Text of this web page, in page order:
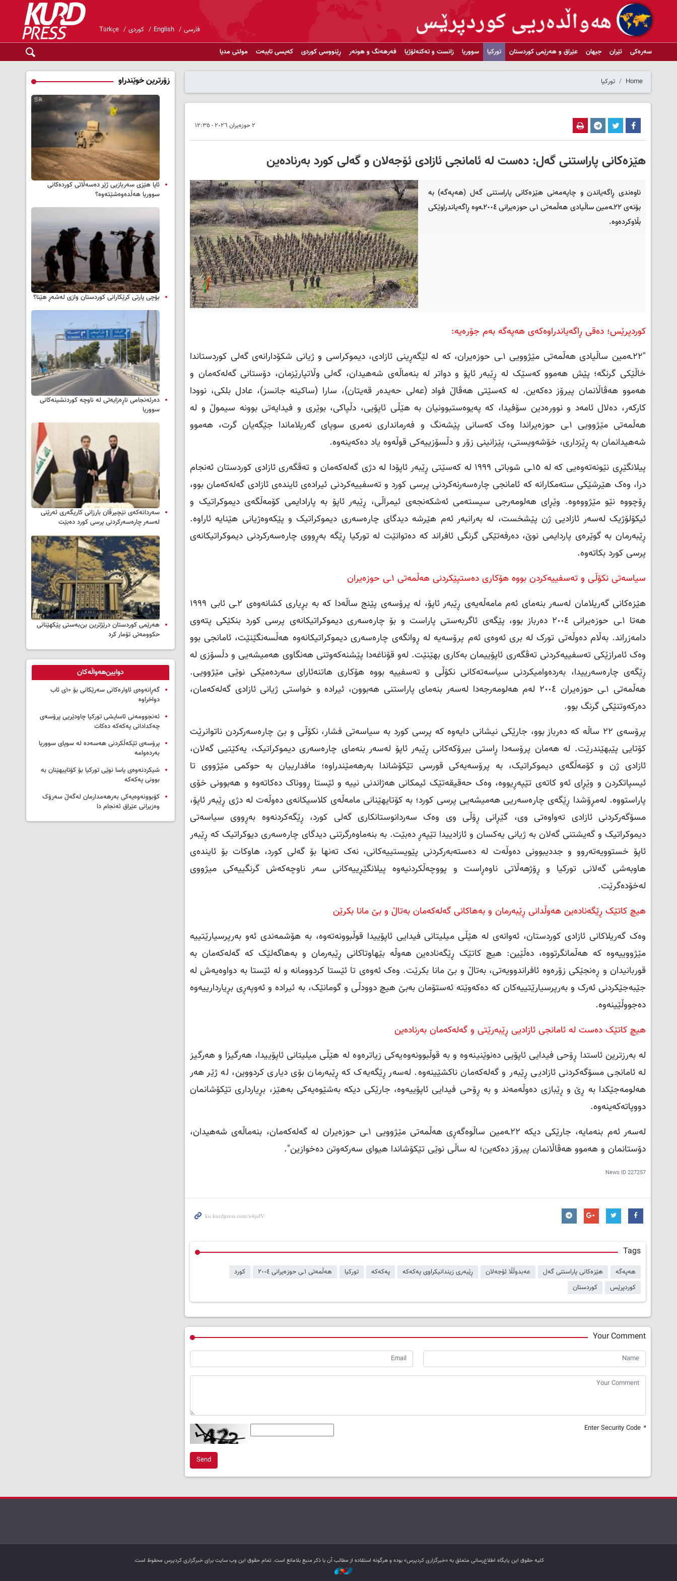
فارسی English کوردی Türkçe
سەرەکی ئێران جیهان عێراق و هەرێمی کوردستان تورکیا سووریا زانست و تەکنەلۆژیا فەرهەنگ و هونەر ڕێنووسی کوردی کەیسی تایبەت مولتی مدیا
Home تورکیا
٢ حوزەیران ٢٠٢٦ - ١٢:٣٥
هێزەکانی پاراستنی گەل: دەست لە ئامانجی ئازادی ئۆجەلان و گەلی کورد بەرنادەین
ناوەندی ڕاگەیاندن و چاپەمەنی هێزەکانی پاراستنی گەل (هەپەگە) بە
بۆنەی ٢٢ـەمین ساڵیادی هەڵمەتی ١ـی حوزەیرانی ٢٠٠٤ـەوە ڕاگەیاندراوێکی
بڵاوکردەوە.
کوردپرێس؛ دەقی ڕاگەیاندراوەکەی هەپەگە بەم جۆرەیە:
"٢٢ـەمین ساڵیادی هەڵمەتی مێژوویی ١ـی حوزەیران، کە لە لێگەڕینی ئازادی، دیموکراسی و ژیانی شکۆدارانەی گەلی کوردستاندا
خاڵێکی گرنگە؛ پێش هەموو کەسێک لە ڕێبەر ئاپۆ و دواتر لە بنەماڵەی شەهیدان، گەلی وڵاتپارێزمان، دۆستانی گەلەکەمان و
هەموو هەڤاڵانمان پیرۆز دەکەین. لە کەسێتی هەڤاڵ فواد (عەلی حەیدەر قەیتان)، سارا (ساکینە جانسز)، عادل بلکی، نوودا
کارکەر، دەلال ئامەد و نوورەدین سۆفیدا، کە پەیوەستبوونیان بە هێڵی ئاپۆیی، دڵپاکی، بوێری و فیدایەتی بوونە سیموڵ و لە
هەڵمەتی مێژوویی ١ـی حوزەیراندا وەک کەسانی پێشەنگ و فەرمانداری نەمری سوپای گەریلاماندا جێگەیان گرت، هەموو
شەهیدانمان بە ڕێزداری، خۆشەویستی، پێزانینی زۆر و دڵسۆزییەکی قوڵەوە یاد دەکەینەوە.
پیلانگێڕی نێونەتەوەیی کە لە ١٥ـی شوباتی ١٩٩٩ لە کەسێتی ڕێبەر ئاپۆدا لە دژی گەلەکەمان و تەڤگەری ئازادی کوردستان ئەنجام
درا، وەک هێرشێکی ستەمکارانە کە ئامانجی چارەسەرنەکردنی پرسی کورد و تەسفییەکردنی ئیرادەی ئایندەی ئازادی گەلەکەمان بوو،
ڕۆچووە نێو مێژووەوە. وێڕای هەلومەرجی سیستەمی ئەشکەنجەی ئیمراڵی، ڕێبەر ئاپۆ بە پارادایمی کۆمەڵگەی دیموکراتیک و
ئیکۆلۆژیک لەسەر ئازادیی ژن پێشخست، لە بەرانبەر ئەم هێرشە دیدگای چارەسەری دیموکراتیک و پێکەوەژیانی هێنایە ئاراوە.
ڕێبەرمان بە گوێرەی پاردایمی نوێ، دەرفەتێکی گرنگی ئافراند کە دەتوانێت لە تورکیا ڕێگە بەڕووی چارەسەرکردنی دیموکراتیکانەی
پرسی کورد بکاتەوە.
سیاسەتی نکۆڵی و تەسفییەکردن بووە هۆکاری دەستپێکردنی هەڵمەتی ١ـی حوزەیران
هێزەکانی گەریلامان لەسەر بنەمای ئەم مامەڵەیەی ڕێبەر ئاپۆ، لە پرۆسەی پێنج ساڵەدا کە بە بڕیاری کشانەوەی ٢ـی ئابی ١٩٩٩
هەتا ١ـی حوزەیرانی ٢٠٠٤ دەرباز بوو، پێگەی ئاگربەستی پاراست و بۆ چارەسەری دیموکراتیکانەی پرسی کورد بنکێکی پتەوی
دامەزراند. بەڵام دەوڵەتی تورک لە بری ئەوەی ئەم پرۆسەیە لە ڕوانگەی چارەسەری دیموکراتیکانەوە هەڵسەنگێنێت، ئامانجی بوو
وەک ئامرازێکی تەسفییەکردنی تەڤگەری ئاپۆییمان بەکاری بهێنێت. لەو قۆناغەدا پێشنەکەوتنی هەنگاوی هەمیشەیی و دڵسۆزی لە
ڕێگەی چارەسەرییدا، بەردەوامیکردنی سیاسەتەکانی نکۆڵی و تەسفییە بووە هۆکاری هاتنەئارای سەردەمێکی نوێی مێژوویی.
هەڵمەتی ١ـی حوزەیران ٢٠٠٤ لەم هەلومەرجەدا لەسەر بنەمای پاراستنی هەبوون، ئیرادە و خواستی ژیانی ئازادی گەلەکەمان،
دەرکەوتنێکی گرنگ بوو.
پرۆسەی ٢٢ ساڵە کە دەرباز بوو، جارێکی نیشانی دایەوە کە پرسی کورد بە سیاسەتی فشار، نکۆڵی و بێ چارەسەرکردن ناتوانرێت
کۆتایی پێبهێندرێت. لە هەمان پرۆسەدا ڕاستی بیرۆکەکانی ڕێبەر ئاپۆ لەسەر بنەمای چارەسەری دیموکراتیک، یەکێتیی گەلان،
ئازادی ژن و کۆمەڵگەی دیموکراتیک، بە پرۆسەیەکی قورسی تێکۆشاندا بەرهەمێندراوە؛ مافدارییان بە حوکمی مێژووی تا
ئیسپاتکردن و وێڕای ئەو کاتەی تێپەڕیووە، وەک حەقیقەتێک ئیمکانی هەژاندنی نییە و ئێستا ڕووناک دەکاتەوە و هەبوونی خۆی
پاراستووە. لەمڕۆشدا ڕێگەی چارەسەریی هەمیشەیی پرسی کورد؛ بە کۆتایهێنانی مامەڵەی کلاسیکانەی دەوڵەت لە دژی ڕێبەر ئاپۆ،
مسۆگەرکردنی ئازادی تەواوەتی وی، گێڕانی ڕۆڵی وی وەک سەردانوستانکاری گەلی کورد، ڕێگەکردنەوە بەڕووی سیاسەتی
دیموکراتیک و گەیشتنی گەلان بە ژیانی یەکسان و ئازادییدا تێپەڕ دەبێت. بە بنەماوەرگرتنی دیدگای چارەسەری دیوکراتیک کە ڕێبەر
ئاپۆ خستوویەتەروو و جددیبوونی دەوڵەت لە دەستەبەرکردنی پێویستییەکانی، نەک تەنها بۆ گەلی کورد، هاوکات بۆ ئایندەی
هاوبەشی گەلانی تورکیا و ڕۆژهەڵاتی ناوەڕاست و پووچەڵکردنیەوە پیلانگێڕییەکانی سەر ناوچەکەش گرنگییەکی میژووی
لەخۆدەگرێت.
هیچ کاتێک ڕێگەنادەین هەوڵدانی ڕێبەرمان و بەهاکانی گەلەکەمان بەتاڵ و بێ مانا بکرێن
وەک گەریلاکانی ئازادی کوردستان، ئەوانەی لە هێڵی میلیتانی فیدایی ئاپۆییدا قوڵبوونەتەوە، بە هۆشمەندی ئەو بەرپرسیارێتییە
مێژووییەوە کە هەڵمانگرتووە، دەڵێین: هیچ کاتێک ڕێگەنادەین هەوڵە بێهاوتاکانی ڕێبەرمان و بەهاگەلێک کە گەلەکەمان بە
قوربانیدان و ڕەنجێکی زۆرەوە ئافراندوویەتی، بەتاڵ و بێ مانا بکرێت. وەک ئەوەی تا ئێستا کردوومانە و لە ئێستا بە دواوەیەش لە
جێبەجێکردنی ئەرک و بەرپرسیارێتییەکان کە دەکەوێتە ئەستۆمان بەبێ هیچ دوودڵی و گومانێک، بە ئیرادە و ئەوپەڕی بڕیاردارییەوە
دەجووڵێینەوە.
هیچ کاتێک دەست لە ئامانجی ئازادیی ڕێبەرێتی و گەلەکەمان بەرنادەین
لە بەرزترین ئاستدا ڕۆحی فیدایی ئاپۆیی دەنوێنینەوە و بە قوڵبوونەوەیەکی زیاترەوە لە هێڵی میلیتانی ئاپۆییدا، هەرگیزا و هەرگیز
لە ئامانجی مسۆگەکردنی ئازادیی ڕێبەر و گەلەکەمان ناکشێینەوە. لەسەر ڕێگەیەک کە ڕێبەرمان بۆی دیاری کردووین، لە ژێر هەر
هەلومەجێکدا بە ڕێ و ڕێبازی دەوڵەمەند و بە ڕۆحی فیدایی ئاپۆییەوە، جارێکی دیکە بەشێوەیەکی بەهێز، بڕیارداری تێکۆشانمان
دووپاتەکەینەوە.
لەسەر ئەم بنەمایە، جارێکی دیکە ٢٢ـەمین ساڵوەگەڕی هەڵمەتی مێژوویی ١ـی حوزەیران لە گەلەکەمان، بنەماڵەی شەهیدان،
دۆستانمان و هەموو هەڤاڵانمان پیرۆز دەکەین؛ لە ساڵی نوێی تێکۆشاندا هیوای سەرکەوتن دەخوازین".
News ID227257
Tags
هەپەگە هێزەکانی پاراستنی گەل عەبدوڵڵا ئۆجەلان ڕێبەری زیندانیکراوی پەکەکە پەکەکە تورکیا هەڵمەتی ١ـی حوزەیرانی ٢٠٠٤
کورد
کوردپرێس
کوردستان
Your Comment
*
Send
زۆرترین خوێندراو
ئایا هێزی سەربازیی ژێر دەسەڵاتی کوردەکانی
سووریا هەڵدەوەشێتەوە؟
بۆچی پارتی کرێکارانی کوردستان وازی لەشەڕ هێنا؟
دەرئەنجامی ناڕەزایەتی لە ناوچە کوردنشینەکانی
سووریا
سه‌ردانه‌کەی نێچیرڤان بارزانی كاریگه‌ری ئه‌رێنی
له‌سه‌ر چاره‌سه‌ركردنی پرسی كورد ده‌بێت
هەرێمی کوردستان درێژترین بن‌بەستی پێکهێنانی
حکوومەتی تۆمار کرد
دوایین‌هەواڵەکان
گەڕانەوەی ئاوارەکانی سەرێکانی بۆ ۱۰ی ئاب
دواخراوە
ئەنجوومەنی ئاسایشی تورکیا چاودێریی پرۆسەی
چەکدادانی پەکەکە دەکات
پرۆسەی تێکەڵکردنی هەسەدە لە سوپای سووریا
بەردەوامە
شیکردنەوەی یاسا نوێی تورکیا بۆ کۆتاییهێنان بە
بوونی پەکەکە
کۆبوونەوەیەکی بەرهەمدارمان لەگەڵ سەرۆک
وەزیرانی عێراق ئەنجام دا
کليه حقوق اين پایگاه اطلاع‌رسانی متعلق به «خبرگزاری کردپرس» بوده و هرگونه استفاده از مطالب آن با ذکر منبع بلامانع است. تمام حقوق این وب سایت برای خبرگزاری کردپرس محفوظ است.